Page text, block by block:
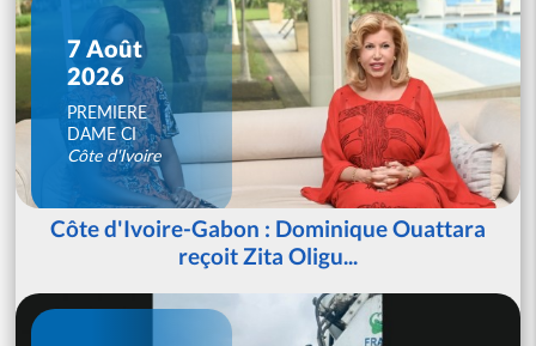
7 Août
2026
PREMIERE
DAME CI
Côte d'Ivoire
Côte d'Ivoire-Gabon : Dominique Ouattara
reçoit Zita Oligu...